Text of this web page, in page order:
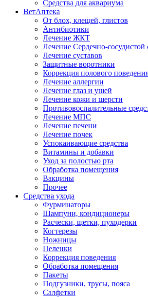
Средства для аквариума
ВетАптека
От блох, клещей, глистов
Антибиотики
Лечение ЖКТ
Лечение Сердечно-сосудистой
Лечение суставов
Защитные воротники
Коррекция полового
Лечение аллергии
Лечение глаз и ушей
Лечение кожи и шерсти
Противовоспалительные
Лечение МПС
Лечение печени
Лечение почек
Успокаивающие средства
Витамины и добавки
Уход за полостью рта
Обработка помещения
Вакцины
Прочее
Средства ухода
Фурминаторы
Шампуни, кондиционеры
Расчески, щетки, пуходерки
Когтерезы
Ножницы
Пеленки
Коррекция поведения
Обработка помещения
Пакеты
Подгузники, трусы, пояса
Салфетки